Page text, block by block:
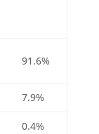
91.6%
7.9%
0.4%